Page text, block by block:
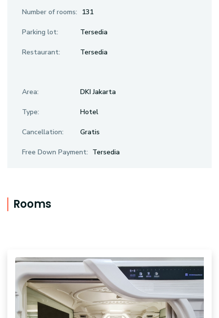
Number of rooms: 131
Parking lot: Tersedia
Restaurant: Tersedia
Area: DKI Jakarta
Type: Hotel
Cancellation: Gratis
Free Down Payment: Tersedia
Rooms